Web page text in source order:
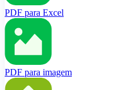
PDF para Excel
PDF para imagem